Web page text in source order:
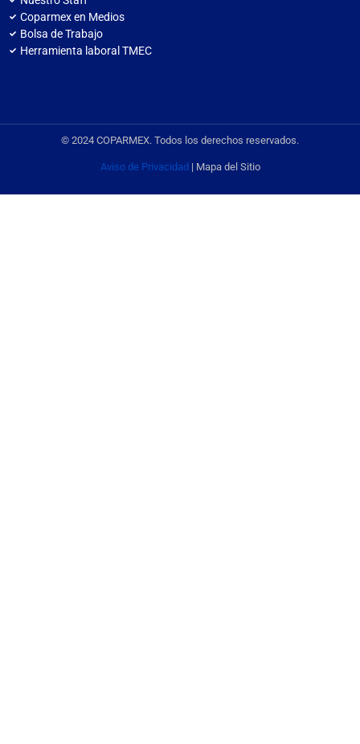
Coparmex en Medios
Bolsa de Trabajo
Herramienta laboral TMEC
© 2024 COPARMEX. Todos los derechos reservados.
Aviso de Privacidad | Mapa del Sitio